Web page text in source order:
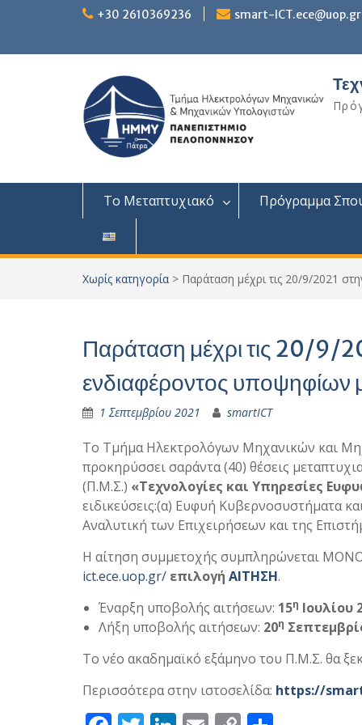
+30 2610369236 smart-ICT.ece@uop.gr
Το Μεταπτυχιακό Πρόγραμμα
Χωρίς κατηγορία > Παράταση μέχρι τις 20/9/2021
Παράταση μέχρι τις 20/9/
ενδιαφέροντος υποψηφίων
1 Σεπτεμβρίου 2021 smartICT
Το Τμήμα Ηλεκτρολόγων Μηχανικών και
προκηρύσσει σαράντα (40) θέσεις
(Π.Μ.Σ.) «Τεχνολογίες και Υπηρεσίες
ειδικεύσεις:(α) Ευφυή Κυβερνοσυστήματα
Αναλυτική των Επιχειρήσεων και της
Η αίτηση συμμετοχής συμπληρώνεται
ict.ece.uop.gr/ επιλογή ΑΙΤΗΣΗ.
Έναρξη υποβολής αιτήσεων: 15η Ιουλίου
Λήξη υποβολής αιτήσεων: 20η
Το νέο ακαδημαϊκό εξάμηνο του Π.Μ.Σ. θα
Περισσότερα στην ιστοσελίδα: https://